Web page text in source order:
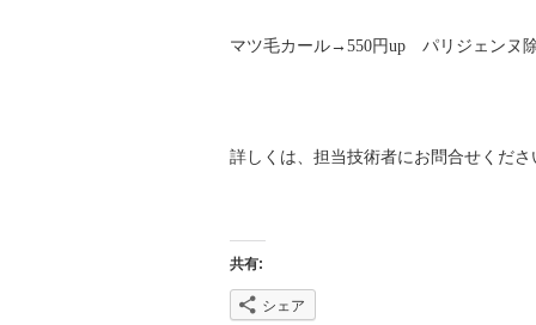
マツ毛カール→550円up パリジェンヌ
詳しくは、担当技術者にお問合せくださ
共有:
シェア